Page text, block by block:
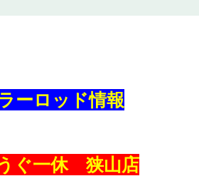
ーロッド情報
ぐ一休 狭山店